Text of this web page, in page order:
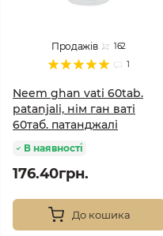
1
Продажів 162
Neem ghan vati 60tab.
patanjali, нім ган ваті
60таб. патанджалі
В наявності
176.40грн.
До кошика